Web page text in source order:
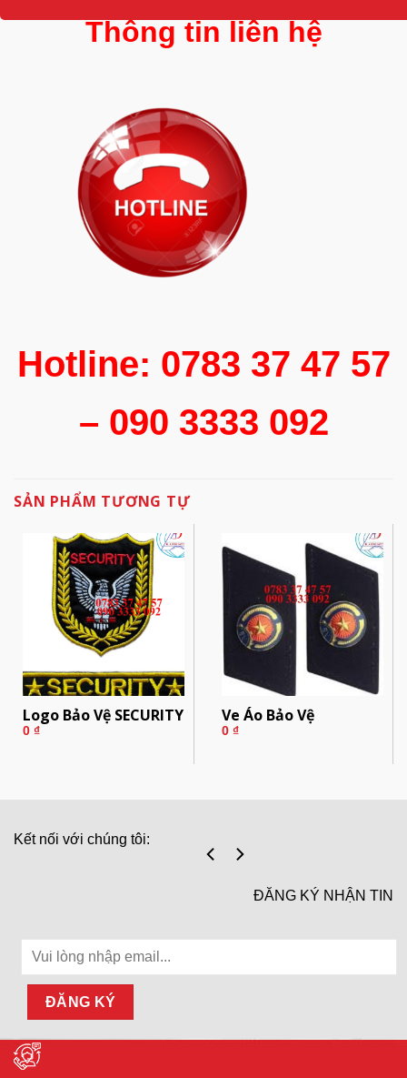
Thông tin liên hệ
Hotline: 0783 37 47 57
– 090 3333 092
SẢN PHẨM TƯƠNG TỰ
Logo Bảo Vệ SECURITY
0 ₫
Ve Áo Bảo Vệ
0 ₫
Kết nối với chúng tôi:
ĐĂNG KÝ NHẬN TIN